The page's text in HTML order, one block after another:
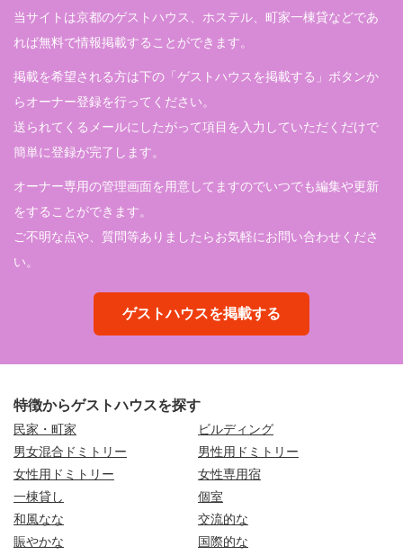
当サイトは京都のゲストハウス、ホステル、町家一棟貸などであ
れば無料で情報掲載することができます。
掲載を希望される方は下の「ゲストハウスを掲載する」ボタンか
らオーナー登録を行ってください。
送られてくるメールにしたがって項目を入力していただくだけで
簡単に登録が完了します。
オーナー専用の管理画面を用意してますのでいつでも編集や更新
をすることができます。
ご不明な点や、質問等ありましたらお気軽にお問い合わせくださ
い。
ゲストハウスを掲載する
特徴からゲストハウスを探す
民家・町家
ビルディング
男女混合ドミトリー
男性用ドミトリー
女性用ドミトリー
女性専用宿
一棟貸し
個室
和風なな
交流的な
賑やかな
国際的な